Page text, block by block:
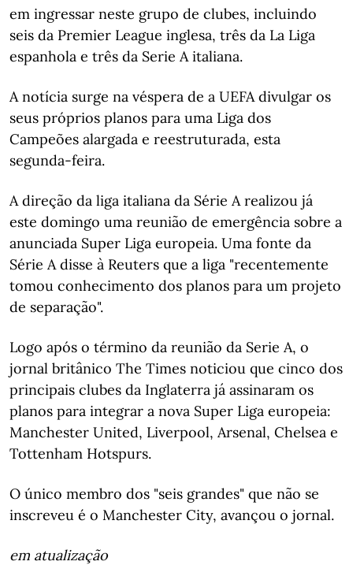
em ingressar neste grupo de clubes, incluindo
seis da Premier League inglesa, três da La Liga
espanhola e três da Serie A italiana.
A notícia surge na véspera de a UEFA divulgar os
seus próprios planos para uma Liga dos
Campeões alargada e reestruturada, esta
segunda-feira.
A direção da liga italiana da Série A realizou já
este domingo uma reunião de emergência sobre a
anunciada Super Liga europeia. Uma fonte da
Série A disse à Reuters que a liga "recentemente
tomou conhecimento dos planos para um projeto
de separação".
Logo após o término da reunião da Serie A, o
jornal britânico The Times noticiou que cinco dos
principais clubes da Inglaterra já assinaram os
planos para integrar a nova Super Liga europeia:
Manchester United, Liverpool, Arsenal, Chelsea e
Tottenham Hotspurs.
O único membro dos "seis grandes" que não se
inscreveu é o Manchester City, avançou o jornal.
em atualização